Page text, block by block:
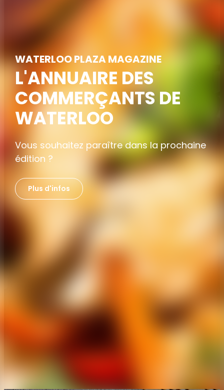
WATERLOO PLAZA MAGAZINE
L'ANNUAIRE DES
COMMERÇANTS DE
WATERLOO
Vous souhaitez paraître dans la prochaine
édition ?
Plus d'infos